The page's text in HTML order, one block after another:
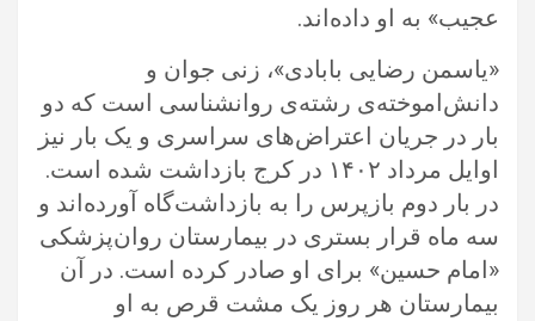
عجیب» به او داده‌اند‎.‎
‏«یاسمن رضایی بابادی»، زنی جوان و
دانش‌اموخته‌ی رشته‌ی روانشناسی است که دو
بار در جریان اعتراض‌های سراسری و یک بار نیز
اوایل ‏مرداد ۱۴۰۲ در کرج بازداشت شده است.
در بار دوم بازپرس را به بازداشت‌گاه آورده‌اند و
سه ماه قرار بستری در بیمارستان روان‌پزشکی
‏‏«امام حسین» برای او صادر کرده است‎.‎‏ در آن
بیمارستان هر روز یک مشت قرص به او